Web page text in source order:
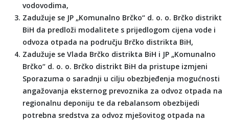
vodovodima,
Zadužuje se JP „Komunalno Brčko“ d. o. o. Brčko distrikt
BiH da predloži modalitete s prijedlogom cijena vode i
odvoza otpada na području Brčko distrikta BiH,
Zadužuje se Vlada Brčko distrikta BiH i JP „Komunalno
Brčko“ d. o. o. Brčko distrikt BiH da pristupe izmjeni
Sporazuma o saradnji u cilju obezbjeđenja mogućnosti
angažovanja eksternog prevoznika za odvoz otpada na
regionalnu deponiju te da rebalansom obezbijedi
potrebna sredstva za odvoz mješovitog otpada na